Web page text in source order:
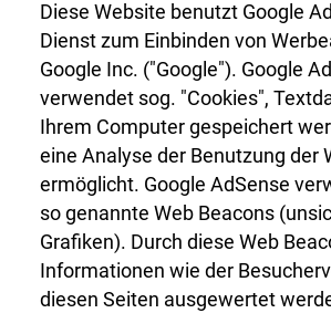
Diese Website benutzt Google
Dienst zum Einbinden von
Google Inc. ("Google"). Google
verwendet sog. "Cookies",
Ihrem Computer gespeichert
eine Analyse der Benutzung der
ermöglicht. Google AdSense
so genannte Web Beacons
Grafiken). Durch diese Web
Informationen wie der
diesen Seiten ausgewertet